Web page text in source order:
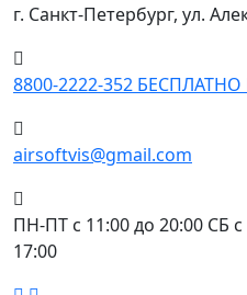
г. Санкт-Петербург, ул.
8800-2222-352
airsoftvis@gmail.com
ПН-ПТ с 11:00 до 20:00 ㅤㅤㅤㅤㅤㅤㅤㅤㅤㅤㅤㅤㅤㅤㅤㅤㅤㅤㅤㅤㅤㅤㅤСБ с
17:00